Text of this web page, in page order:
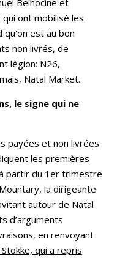
ont mobilisé les
qu'on est au bon
non livrés, de
légion: N26,
Natal Market.
le signe qui ne
payées et non livrées
les premières
partir du 1er trimestre
la dirigeante
autour de Natal
d’arguments
en renvoyant
qui a repris